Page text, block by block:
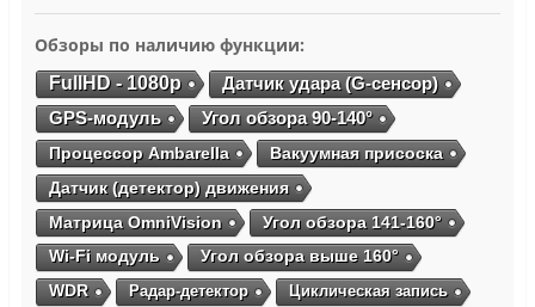
Обзоры по наличию функции:
FullHD - 1080p
Датчик удара (G-сенсор)
GPS-модуль
Угол обзора 90-140°
Процессор Ambarella
Вакуумная присоска
Датчик (детектор) движения
Матрица OmniVision
Угол обзора 141-160°
Wi-Fi модуль
Угол обзора выше 160°
WDR
Радар-детектор
Циклическая запись